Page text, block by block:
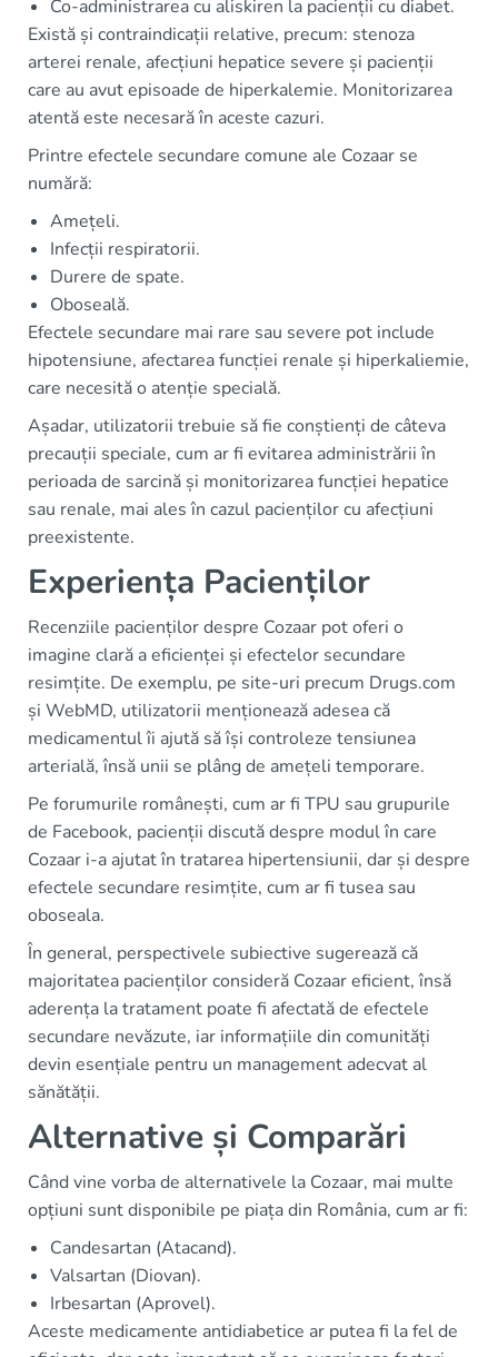
Co-administrarea cu aliskiren la pacienții cu diabet.
Există și contraindicații relative, precum: stenoza
arterei renale, afecțiuni hepatice severe și pacienții
care au avut episoade de hiperkalemie. Monitorizarea
atentă este necesară în aceste cazuri.
Printre efectele secundare comune ale Cozaar se
numără:
Amețeli.
Infecții respiratorii.
Durere de spate.
Oboseală.
Efectele secundare mai rare sau severe pot include
hipotensiune, afectarea funcției renale și hiperkaliemie,
care necesită o atenție specială.
Așadar, utilizatorii trebuie să fie conștienți de câteva
precauții speciale, cum ar fi evitarea administrării în
perioada de sarcină și monitorizarea funcției hepatice
sau renale, mai ales în cazul pacienților cu afecțiuni
preexistente.
Experiența Pacienților
Recenziile pacienților despre Cozaar pot oferi o
imagine clară a eficienței și efectelor secundare
resimțite. De exemplu, pe site-uri precum Drugs.com
și WebMD, utilizatorii menționează adesea că
medicamentul îi ajută să își controleze tensiunea
arterială, însă unii se plâng de amețeli temporare.
Pe forumurile românești, cum ar fi TPU sau grupurile
de Facebook, pacienții discută despre modul în care
Cozaar i-a ajutat în tratarea hipertensiunii, dar și despre
efectele secundare resimțite, cum ar fi tusea sau
oboseala.
În general, perspectivele subiective sugerează că
majoritatea pacienților consideră Cozaar eficient, însă
aderența la tratament poate fi afectată de efectele
secundare nevăzute, iar informațiile din comunități
devin esențiale pentru un management adecvat al
sănătății.
Alternative și Comparări
Când vine vorba de alternativele la Cozaar, mai multe
opțiuni sunt disponibile pe piața din România, cum ar fi:
Candesartan (Atacand).
Valsartan (Diovan).
Irbesartan (Aprovel).
Aceste medicamente antidiabetice ar putea fi la fel de